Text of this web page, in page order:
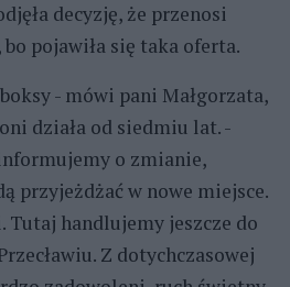
decyzję, że przenosi
pojawiła się taka oferta.
- mówi pani Małgorzata,
działa od siedmiu lat. -
o zmianie,
przyjeżdżać w nowe miejsce.
Tutaj handlujemy jeszcze do
Z dotychczasowej